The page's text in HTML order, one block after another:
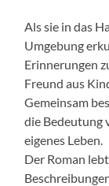
Als sie in das
Umgebung
Erinnerungen
Freund aus
Gemeinsam
die Bedeutung
eigenes Leben.
Der Roman